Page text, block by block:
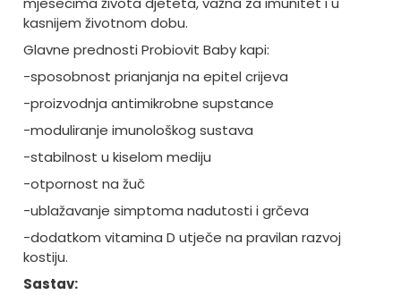
kasnijem životnom dobu.
Glavne prednosti Probiovit Baby kapi:
-sposobnost prianjanja na epitel crijeva
-proizvodnja antimikrobne supstance
-moduliranje imunološkog sustava
-stabilnost u kiselom mediju
-otpornost na žuč
-ublažavanje simptoma nadutosti i grčeva
-dodatkom vitamina D utječe na pravilan razvoj
kostiju.
Sastav: